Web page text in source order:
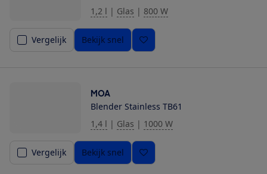
1,2 l | Glas | 800 W
Vergelijk Bekijk snel
MOA
Blender Stainless TB61
1,4 l | Glas | 1000 W
Vergelijk Bekijk snel